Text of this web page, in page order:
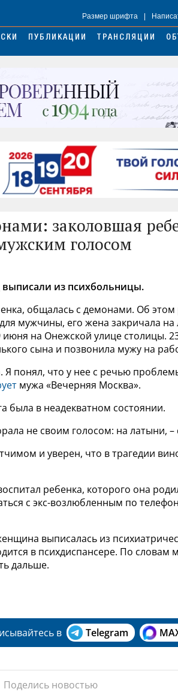
Размер шрифта
ПУБЛИКАЦИИ ТРАНСЛЯЦИИ
заколовшая
голосом
из психбольницы.
общалась с демонами. Об этом
мужчины, его жена закричала
на Онежской улице столицы.
сына и позвонила мужу на
Я понял, что у нее с речью
мужа «Вечерняя Москва».
была в неадекватном состоянии.
не своим голосом: на латыни,
и уверен, что в трагедии
ребенка, которого она
с экс-возлюбленным по
выписалась из
в психдиспансере. По словам
дальше.
в Telegram
Поделись новостью